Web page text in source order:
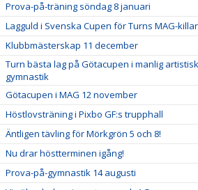
Prova-på-träning söndag 8 januari
Lagguld i Svenska Cupen för Turns MAG-killar
Klubbmästerskap 11 december
Turn bästa lag på Götacupen i manlig artistisk
gymnastik
Götacupen i MAG 12 november
Höstlovsträning i Pixbo GF:s trupphall
Äntligen tävling för Mörkgrön 5 och 8!
Nu drar höstterminen igång!
Prova-på-gymnastik 14 augusti